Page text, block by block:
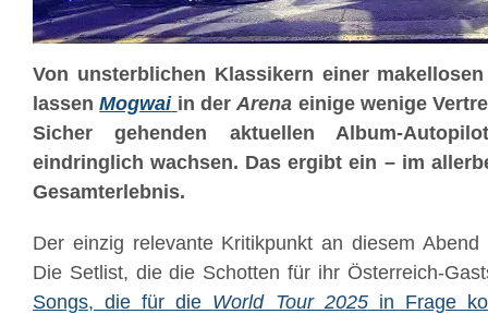
Von unsterblichen Klassikern einer
lassenMogwai in derArena einige wenige
Sicher gehenden aktuellen Album-
eindringlich wachsen. Das ergibt ein – im
Gesamterlebnis.
Der einzig relevante Kritikpunkt an diesem
Die Setlist, die die Schotten für ihr Österreich-
Songs, die für die World Tour 2025in Frage